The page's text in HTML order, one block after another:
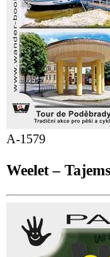
A-1579
Weelet –